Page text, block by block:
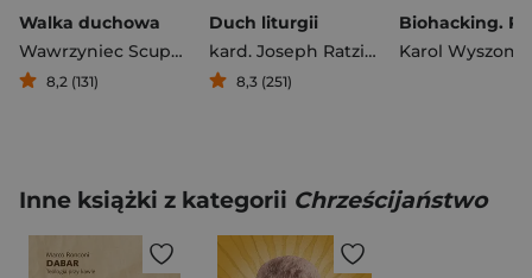
Walka duchowa
Wawrzyniec Scupoli
8,2 (131)
Duch liturgii
kard. Joseph Ratzinger
8,3 (251)
Karol
Inne książki z kategorii Chrześcijaństwo